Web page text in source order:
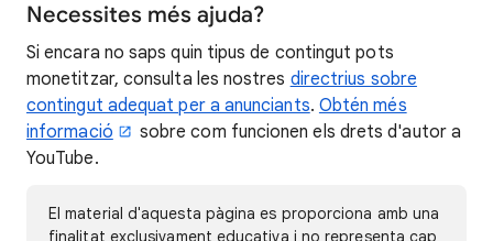
Necessites més ajuda?
Si encara no saps quin tipus de contingut pots
monetitzar, consulta les nostres directrius sobre
contingut adequat per a anunciants. Obtén més
informació
sobre com funcionen els drets d'autor a
YouTube.
El material d'aquesta pàgina es proporciona amb una
finalitat exclusivament educativa i no representa cap